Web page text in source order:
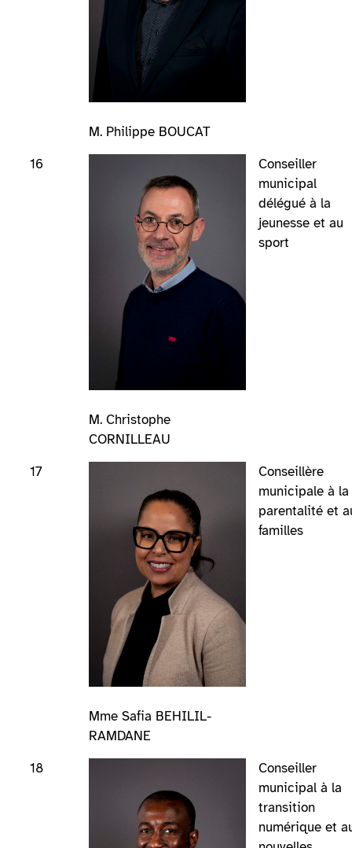
M. Philippe BOUCAT
16
M. Christophe
CORNILLEAU
Conseiller
municipal
délégué à la
jeunesse et au
sport
17
Mme Safia BEHILIL-
RAMDANE
Conseillère
municipale à la
parentalité et
familles
18
Conseiller
municipal à la
transition
numérique et